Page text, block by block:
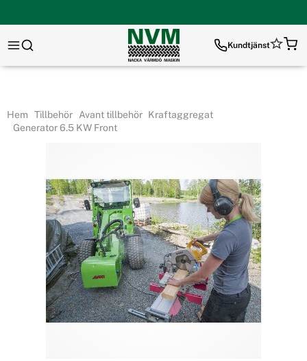
Kundtjänst
Hem Tillbehör Avant tillbehör Kraftaggregat
Generator 6.5 KW Front